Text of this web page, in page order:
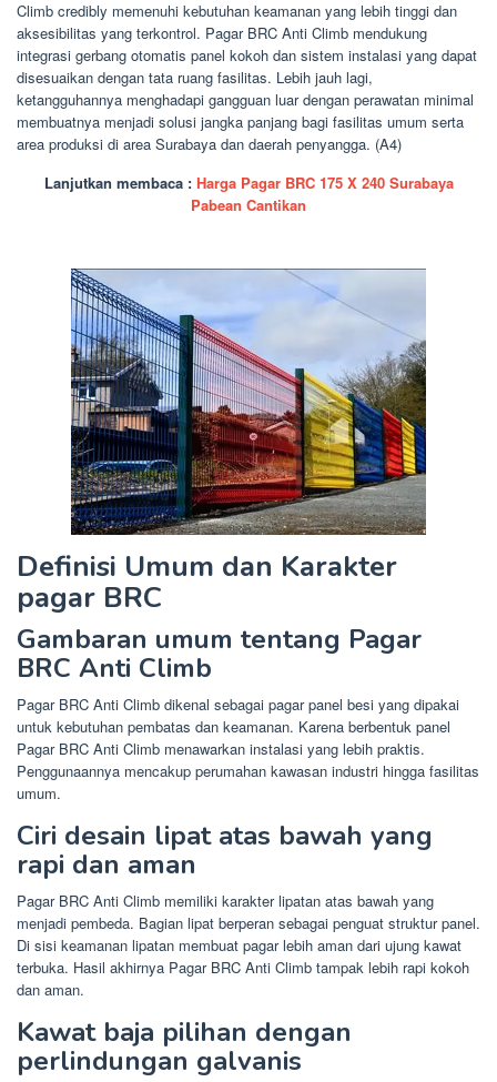
Climb credibly memenuhi kebutuhan keamanan yang lebih tinggi dan
aksesibilitas yang terkontrol. Pagar BRC Anti Climb mendukung
integrasi gerbang otomatis panel kokoh dan sistem instalasi yang dapat
disesuaikan dengan tata ruang fasilitas. Lebih jauh lagi,
ketangguhannya menghadapi gangguan luar dengan perawatan minimal
membuatnya menjadi solusi jangka panjang bagi fasilitas umum serta
area produksi di area Surabaya dan daerah penyangga. (A4)
Lanjutkan membaca : Harga Pagar BRC 175 X 240 Surabaya
Pabean Cantikan
Definisi Umum dan Karakter
pagar BRC
Gambaran umum tentang Pagar
BRC Anti Climb
Pagar BRC Anti Climb dikenal sebagai pagar panel besi yang dipakai
untuk kebutuhan pembatas dan keamanan. Karena berbentuk panel
Pagar BRC Anti Climb menawarkan instalasi yang lebih praktis.
Penggunaannya mencakup perumahan kawasan industri hingga fasilitas
umum.
Ciri desain lipat atas bawah yang
rapi dan aman
Pagar BRC Anti Climb memiliki karakter lipatan atas bawah yang
menjadi pembeda. Bagian lipat berperan sebagai penguat struktur panel.
Di sisi keamanan lipatan membuat pagar lebih aman dari ujung kawat
terbuka. Hasil akhirnya Pagar BRC Anti Climb tampak lebih rapi kokoh
dan aman.
Kawat baja pilihan dengan
perlindungan galvanis